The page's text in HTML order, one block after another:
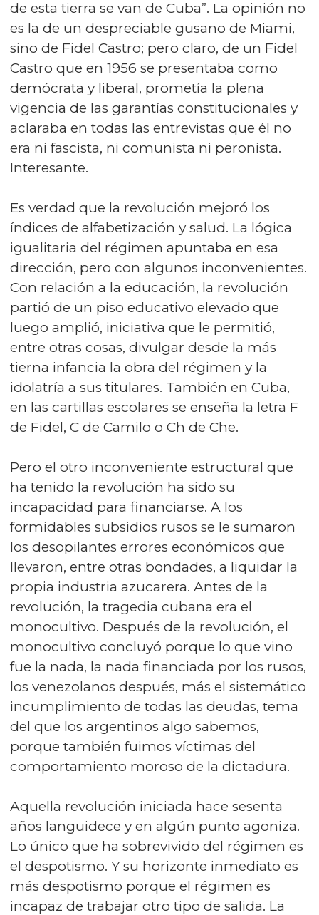
de esta tierra se van de Cuba”. La opinión no
es la de un despreciable gusano de Miami,
sino de Fidel Castro; pero claro, de un Fidel
Castro que en 1956 se presentaba como
demócrata y liberal, prometía la plena
vigencia de las garantías constitucionales y
aclaraba en todas las entrevistas que él no
era ni fascista, ni comunista ni peronista.
Interesante.
Es verdad que la revolución mejoró los
índices de alfabetización y salud. La lógica
igualitaria del régimen apuntaba en esa
dirección, pero con algunos inconvenientes.
Con relación a la educación, la revolución
partió de un piso educativo elevado que
luego amplió, iniciativa que le permitió,
entre otras cosas, divulgar desde la más
tierna infancia la obra del régimen y la
idolatría a sus titulares. También en Cuba,
en las cartillas escolares se enseña la letra F
de Fidel, C de Camilo o Ch de Che.
Pero el otro inconveniente estructural que
ha tenido la revolución ha sido su
incapacidad para financiarse. A los
formidables subsidios rusos se le sumaron
los desopilantes errores económicos que
llevaron, entre otras bondades, a liquidar la
propia industria azucarera. Antes de la
revolución, la tragedia cubana era el
monocultivo. Después de la revolución, el
monocultivo concluyó porque lo que vino
fue la nada, la nada financiada por los rusos,
los venezolanos después, más el sistemático
incumplimiento de todas las deudas, tema
del que los argentinos algo sabemos,
porque también fuimos víctimas del
comportamiento moroso de la dictadura.
Aquella revolución iniciada hace sesenta
años languidece y en algún punto agoniza.
Lo único que ha sobrevivido del régimen es
el despotismo. Y su horizonte inmediato es
más despotismo porque el régimen es
incapaz de trabajar otro tipo de salida. La